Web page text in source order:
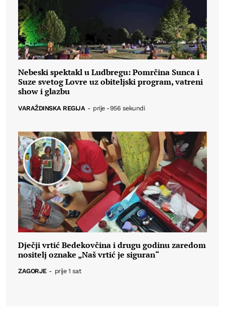
Nebeski spektakl u Ludbregu: Pomrčina Sunca i
Suze svetog Lovre uz obiteljski program, vatreni
show i glazbu
VARAŽDINSKA REGIJA - prije -956 sekundi
Dječji vrtić Bedekovčina i drugu godinu zaredom
nositelj oznake „Naš vrtić je siguran“
ZAGORJE - prije 1 sat